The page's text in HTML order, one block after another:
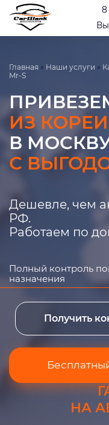
8
Главная » Наши услуги »
Mr-S
ИЗ КОРЕИ
В
С
Дешевле, чем
РФ.
Работаем по
Полный контроль
назначения
Получить
НА